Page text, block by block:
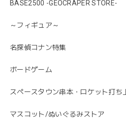
BASE2500 -GEOCRAPER STORE-
～フィギュア～
名探偵コナン特集
ボードゲーム
スペースタウン串本・ロケット打ち
マスコット/ぬいぐるみストア